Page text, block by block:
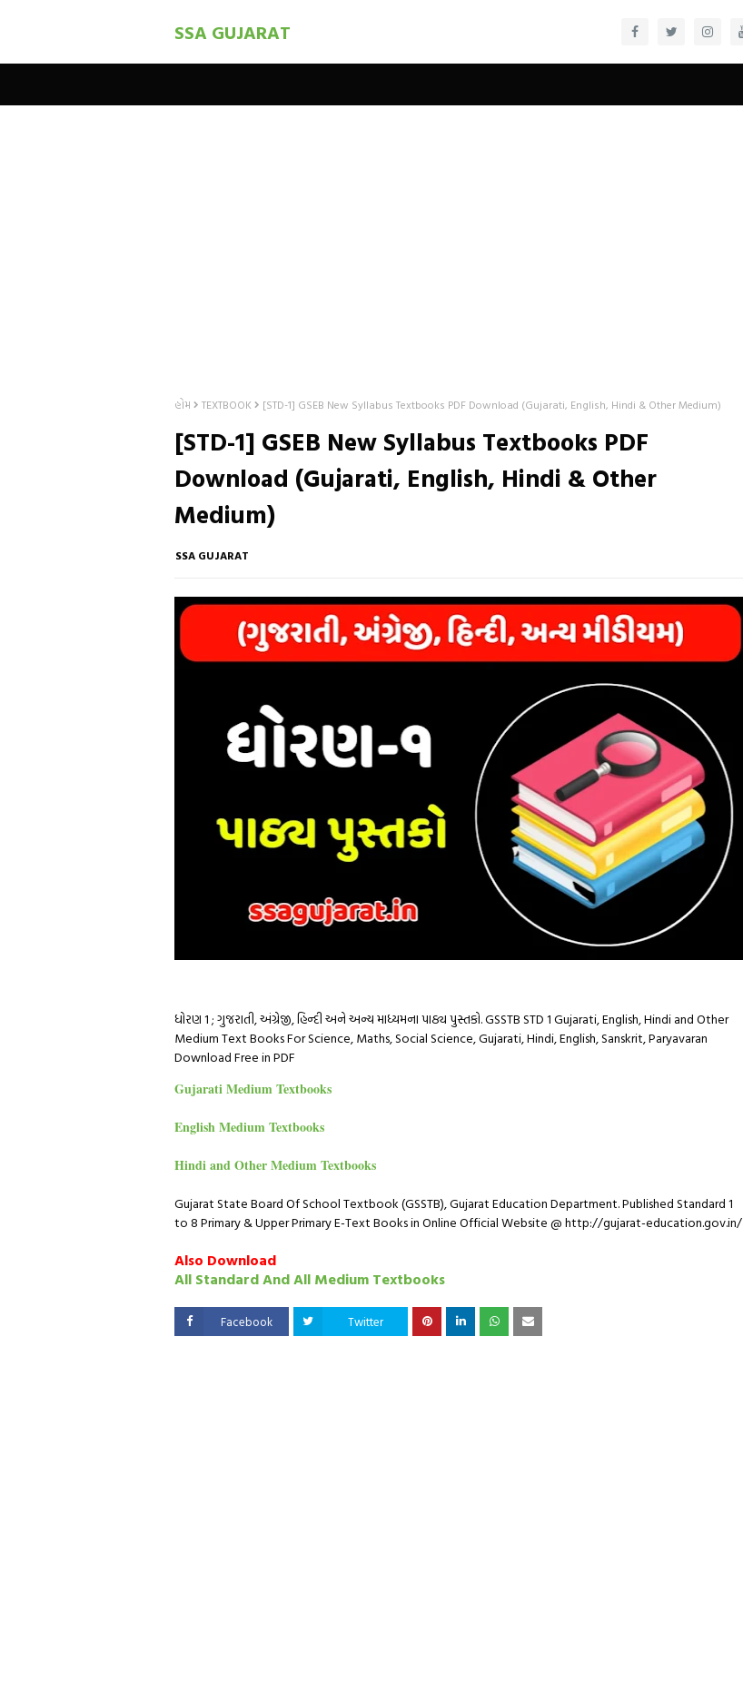
SSA GUJARAT
હોમ TEXTBOOK [STD-1] GSEB New Syllabus Textbooks PDF Download (Gujarati, English, Hindi & Other Medium)
[STD-1] GSEB New Syllabus Textbooks PDF
Download (Gujarati, English, Hindi & Other
Medium)
SSA GUJARAT
ધોરણ 1 ; ગુજરાતી, અંગ્રેજી, હિન્દી અને અન્ય માધ્યમના પાઠ્ય પુસ્તકો. GSSTB STD 1 Gujarati, English, Hindi and Other
Medium Text Books For Science, Maths, Social Science, Gujarati, Hindi, English, Sanskrit, Paryavaran
Download Free in PDF
Gujarati Medium Textbooks
English Medium Textbooks
Hindi and Other Medium Textbooks
Gujarat State Board Of School Textbook (GSSTB), Gujarat Education Department. Published Standard 1
to 8 Primary & Upper Primary E-Text Books in Online Official Website @ http://gujarat-education.gov.in/
Also Download
All Standard And All Medium Textbooks
Facebook Twitter